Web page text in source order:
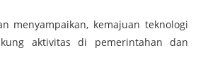
menyampaikan, kemajuan teknologi
aktivitas di pemerintahan dan